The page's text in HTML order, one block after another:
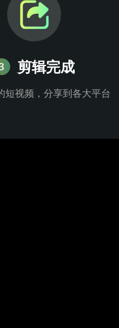
剪辑完成
短视频，分享到各大平台